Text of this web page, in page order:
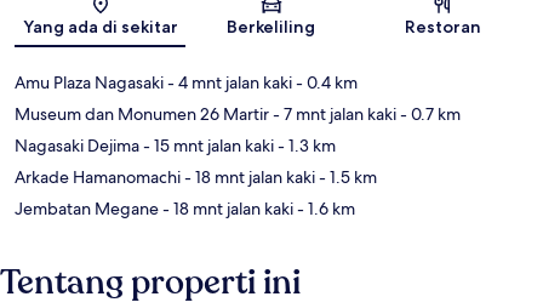
Peta
Yang ada di sekitar Berkeliling Restoran
Amu Plaza Nagasaki- 4 mnt jalan kaki- 0.4 km
Museum dan Monumen 26 Martir- 7 mnt jalan kaki- 0.7 km
Nagasaki Dejima- 15 mnt jalan kaki- 1.3 km
Arkade Hamanomachi- 18 mnt jalan kaki- 1.5 km
Jembatan Megane- 18 mnt jalan kaki- 1.6 km
Tentang properti ini